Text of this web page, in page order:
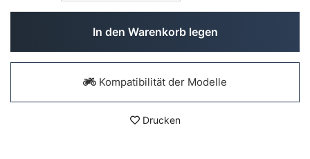
In den Warenkorb legen
Kompatibilität der Modelle
Drucken